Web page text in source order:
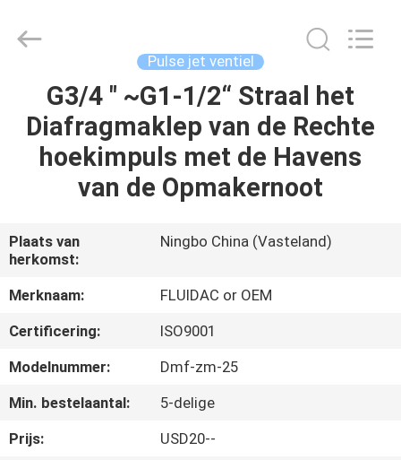
HUIS
PRODUCTEN
ONGEVEER
ONS
FABRIEKSREIS
KWALITEITSCONTROLE
FLUID
AUTOMATIC
Pulse jet ventiel
G3/4 " ~G1-1/2“ Straal het
Diafragmaklep van de Rechte
hoekimpuls met de Havens
van de Opmakernoot
Plaats van
herkomst:
Ningbo China (Vasteland)
Merknaam:
FLUIDAC or OEM
Certificering:
ISO9001
Modelnummer:
Dmf-zm-25
Min. bestelaantal:
5-delige
Prijs:
USD20--